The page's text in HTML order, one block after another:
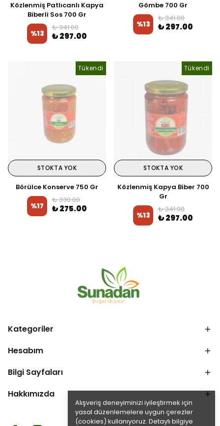
Alışveriş deneyiminizi iyileştirmek için
yasal düzenlemelere uygun çerezler
(cookies) kullanıyoruz. Detaylı bilgiye
Közlenmiş Patlıcanlı Kapya
Biberli Sos 700 Gr
%13
₺ 341.00
₺ 297.00
Gömbe 700 Gr
%13
₺ 341.00
₺ 297.00
Tükendi
STOKTA YOK
Börülce Konserve 750 Gr
%17
₺ 330.00
₺ 275.00
Tükendi
STOKTA YOK
Közlenmiş Kapya Biber 700
Gr
%13
₺ 341.00
₺ 297.00
Kategoriler
Hesabım
Bilgi Sayfaları
Hakkımızda